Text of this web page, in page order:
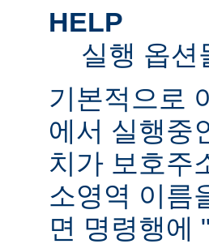
HELP
실행 옵션
기본적으로
에서 실행중
치가 보호주
소영역 이름
면 명령행에